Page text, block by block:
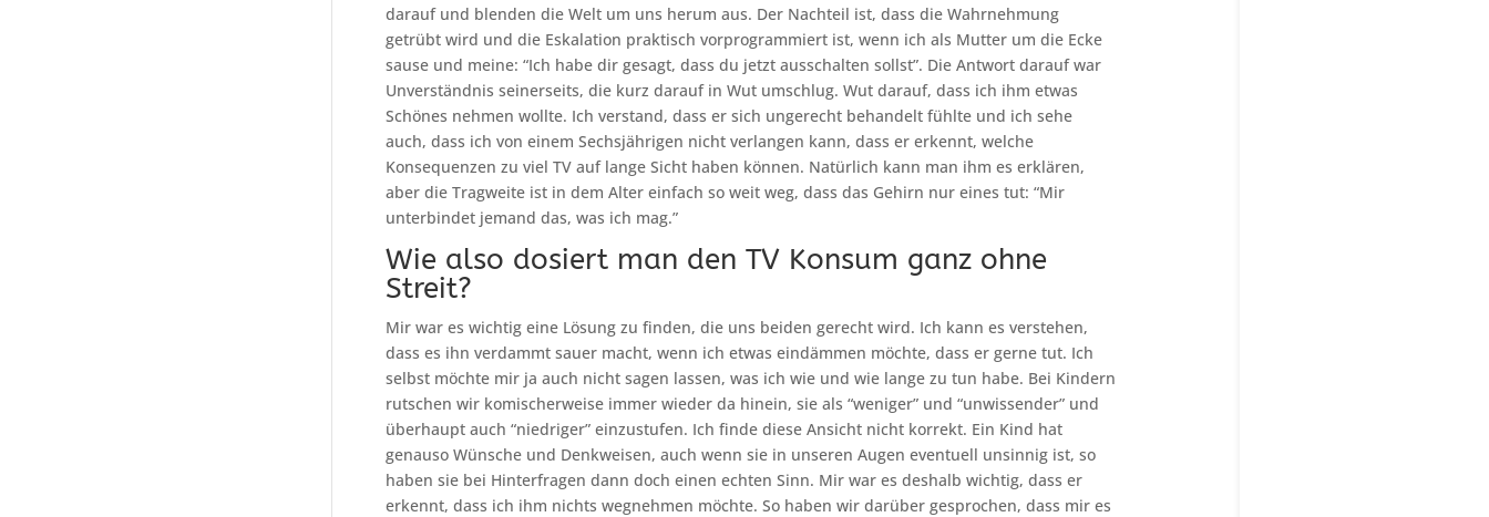
darauf und blenden die Welt um uns herum aus. Der Nachteil ist, dass die Wahrnehmung
getrübt wird und die Eskalation praktisch vorprogrammiert ist, wenn ich als Mutter um die Ecke
sause und meine: “Ich habe dir gesagt, dass du jetzt ausschalten sollst”. Die Antwort darauf war
Unverständnis seinerseits, die kurz darauf in Wut umschlug. Wut darauf, dass ich ihm etwas
Schönes nehmen wollte. Ich verstand, dass er sich ungerecht behandelt fühlte und ich sehe
auch, dass ich von einem Sechsjährigen nicht verlangen kann, dass er erkennt, welche
Konsequenzen zu viel TV auf lange Sicht haben können. Natürlich kann man ihm es erklären,
aber die Tragweite ist in dem Alter einfach so weit weg, dass das Gehirn nur eines tut: “Mir
unterbindet jemand das, was ich mag.”
Wie also dosiert man den TV Konsum ganz ohne
Streit?
Mir war es wichtig eine Lösung zu finden, die uns beiden gerecht wird. Ich kann es verstehen,
dass es ihn verdammt sauer macht, wenn ich etwas eindämmen möchte, dass er gerne tut. Ich
selbst möchte mir ja auch nicht sagen lassen, was ich wie und wie lange zu tun habe. Bei Kindern
rutschen wir komischerweise immer wieder da hinein, sie als “weniger” und “unwissender” und
überhaupt auch “niedriger” einzustufen. Ich finde diese Ansicht nicht korrekt. Ein Kind hat
genauso Wünsche und Denkweisen, auch wenn sie in unseren Augen eventuell unsinnig ist, so
haben sie bei Hinterfragen dann doch einen echten Sinn. Mir war es deshalb wichtig, dass er
erkennt, dass ich ihm nichts wegnehmen möchte. So haben wir darüber gesprochen, dass mir es